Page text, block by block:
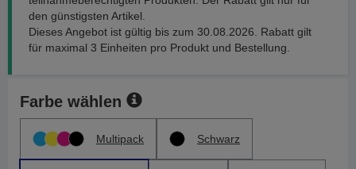
den günstigsten Artikel.
Dieses Angebot ist gültig bis zum 30.08.2026. Rabatt gilt
für maximal 3 Einheiten pro Produkt und Bestellung.
Farbe wählen
Multipack Schwarz